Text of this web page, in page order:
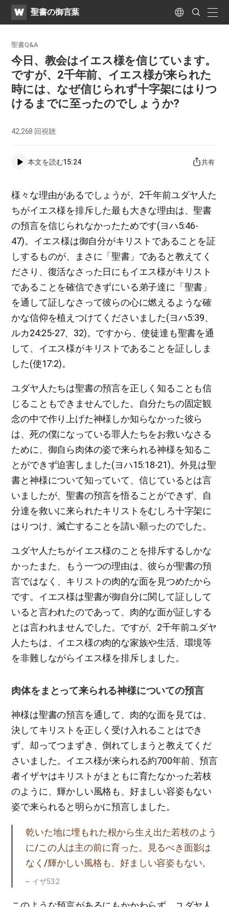
WATV聖書の御言葉 Language
Search
Submit
聖書Q&A
今日、教会はイエス様を信じています。
ですが、2千年前、イエス様が来られた
時には、なぜ信じられず十字架にはりつ
けるまでに至ったのでしょうか?
42,268 回視聴
本文を読む15:24 共有
様々な理由があるでしょうが、2千年前ユダヤ人た
ちがイエス様を排斥した最も大きな理由は、聖書
の預言を信じられなかったためです(ヨハ5:46-
47)。イエス様は御自分がキリストであることを証
しするものが、まさに「聖書」であると教えてく
ださり、復活なさった日にもイエス様がキリスト
であることを確信できずにいる弟子達に「聖書」
を通して証しなさって彼らの心に燃えるような確
かな信仰を植えつけてくださいました(ヨハ5:39、
ルカ24:25-27、32)。ですから、使徒達も聖書を通
して、イエス様がキリストであることを証ししま
した(使17:2)。
ユダヤ人たちは聖書の預言を正しく知ることも信
じることもできませんでした。自分たちの固定観
念の中で作り上げた神様しか知らなかった彼ら
は、死の僕になっている罪人たちをお救いなさる
ために、御自ら肉体の姿で来られる神様を知るこ
とができず迫害しました(ヨハ15:18-21)。外見は聖
書と神様について知っていて、信じているとは言
いましたが、聖書の預言を悟ることができず、自
分達を救いに来られたキリストをむしろ十字架に
はりつけ、滅亡することを請い願ったのでした。
ユダヤ人たちがイエス様のことを排斥するしかな
かったまた、もう一つの理由は、彼らが聖書の預
言ではなく、キリストの肉的な面を見つめたから
です。イエス様は聖書が御自分に関して証しして
いると言われたのであって、肉的な面が証しする
とは言われませんでした。ですが、2千年前ユダヤ
人たちは、イエス様の肉的な家族や生活、環境等
を非難しながらイエス様を排斥しました。
肉体をまとって来られる神様についての預言
神様は聖書の預言を通して、肉的な面を見ては、
決してキリストを正しく受け入れることはでき
ず、却ってつまずき、倒れてしまうと教えてくだ
さいました。イエス様が来られる約700年前、預言
者イザヤはキリストがまともに育たなかった若枝
のように、輝かしい風格も、好ましい容姿もない
姿で来られると明らかに預言しました。
乾いた地に埋もれた根から生え出た若枝のよう
に/この人は主の前に育った。見るべき面影は
なく/輝かしい風格も、好ましい容姿もない。
イザ53:2